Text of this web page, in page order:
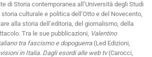
di Storia contemporanea all’Università degli Studi
culturale e politica dell’Otto e del Novecento,
alla storia dell’editoria, del giornalismo, della
Tra le sue pubblicazioni, Valentino
tra fascismo e dopoguerra(Led Edizioni,
in Italia. Dagli esordi alle web tv(Carocci,